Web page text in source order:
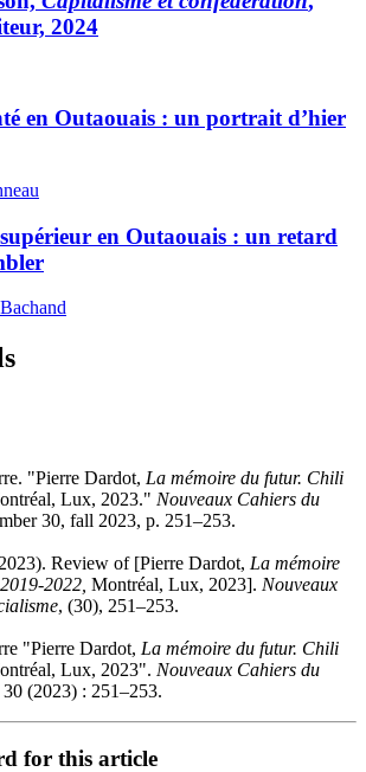
2024
en Outaouais : un portrait d’hier
supérieur en Outaouais : un retard
"Pierre Dardot, La mémoire du futur. Chili
Lux, 2023." Nouveaux Cahiers du
30, fall 2023, p. 251–253.
Review of [Pierre Dardot, La mémoire
2022, Montréal, Lux, 2023]. Nouveaux
, (30), 251–253.
"Pierre Dardot, La mémoire du futur. Chili
Lux, 2023". Nouveaux Cahiers du
(2023) : 251–253.
for this article